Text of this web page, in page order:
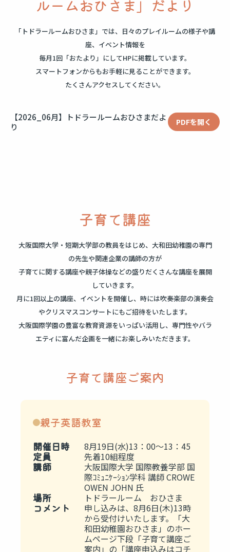
ルームおひさま」だより
「トドラールームおひさま」では、日々のプレイルームの様子や講
座、イベント情報を
毎月1回「おたより」にしてHPに掲載しています。
スマートフォンからもお手軽に見ることができます。
たくさんアクセスしてください。
【2026_06月】トドラールームおひさまだよ
り
PDFを開く
子育て講座
大阪国際大学・短期大学部の教員をはじめ、大和田幼稚園の専門
の先生や関連企業の講師の方が
子育てに関する講座や親子体操などの盛りだくさんな講座を展開
していきます。
月に1回以上の講座、イベントを開催し、時には吹奏楽部の演奏会
やクリスマスコンサートにもご招待をいたします。
大阪国際学園の豊富な教育資源をいっぱい活用し、専門性やバラ
エティに富んだ企画を一緒にお楽しみいただきます。
子育て講座ご案内
親子英語教室
開催日時 8月19日(水)13：00～13：45
定員 先着10組程度
講師
大阪国際大学 国際教養学部 国
際ｺﾐｭﾆｹｰｼｮﾝ学科 講師 CROWE
OWEN JOHN 氏
場所 トドラールーム おひさま
コメント
申し込みは、8月6日(木)13時
から受付けいたします。「大
和田幼稚園おひさま」のホー
ムページ下段「子育て講座ご
案内」の「講座申込みはコチ